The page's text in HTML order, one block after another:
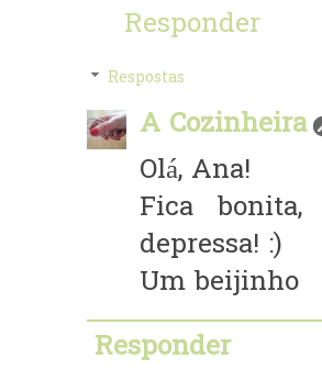
Responder
Respostas
A Cozinheira
Olá, Ana!
Fica
depressa! :)
Um beijinho
Responder